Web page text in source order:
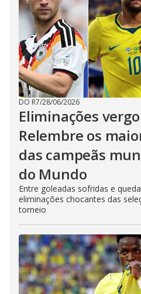
DO R7/28/06/2026
Eliminações
Relembre os
das campeãs
do Mundo
Entre goleadas sofridas e
eliminações chocantes das
torneio